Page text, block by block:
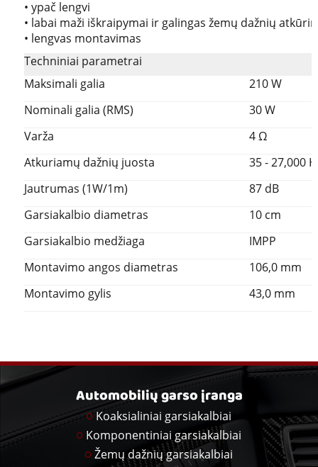
• ypač lengvi
• labai maži iškraipymai ir galingas žemų dažnių
• lengvas montavimas
Techniniai parametrai
Maksimali galia
210 W
Nominali galia (RMS)
30 W
Varža
4 Ω
Atkuriamų dažnių juosta
35 - 27,000
Jautrumas (1W/1m)
87 dB
Garsiakalbio diametras
10 cm
Garsiakalbio medžiaga
IMPP
Montavimo angos diametras
106,0 mm
Montavimo gylis
43,0 mm
Automobilių garso įranga
Koaksialiniai garsiakalbiai
Komponentiniai garsiakalbiai
Žemų dažnių garsiakalbiai